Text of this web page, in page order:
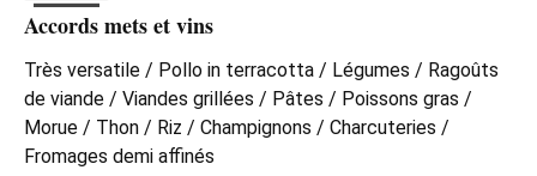
Accords mets et vins
Très versatile / Pollo in terracotta / Légumes / Ragoûts
de viande / Viandes grillées / Pâtes / Poissons gras /
Morue / Thon / Riz / Champignons / Charcuteries /
Fromages demi affinés